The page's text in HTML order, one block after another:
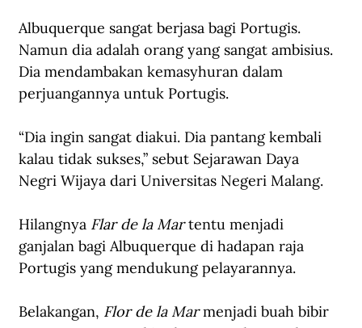
Albuquerque sangat berjasa bagi Portugis.
Namun dia adalah orang yang sangat ambisius.
Dia mendambakan kemasyhuran dalam
perjuangannya untuk Portugis.
“Dia ingin sangat diakui. Dia pantang kembali
kalau tidak sukses,” sebut Sejarawan Daya
Negri Wijaya dari Universitas Negeri Malang.
Hilangnya Flar de la Mar tentu menjadi
ganjalan bagi Albuquerque di hadapan raja
Portugis yang mendukung pelayarannya.
Belakangan, Flor de la Mar menjadi buah bibir